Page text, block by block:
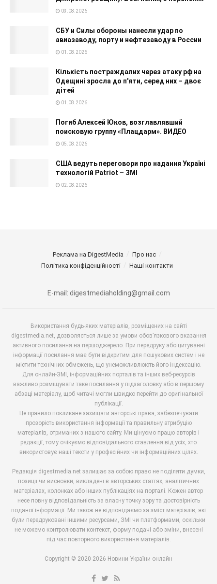
03.08.2026
СБУ и Силы обороны нанесли удар по
авиазаводу, порту и нефтезаводу в России
01.08.2026
Кількість постраждалих через атаку рф на
Одещині зросла до п'яти, серед них – двоє
дітей
01.08.2026
Погиб Алексей Юков, возглавлявший
поисковую группу «Плацдарм». ВИДЕО
05.08.2026
США ведуть переговори про надання Україні
технологій Patriot – ЗМІ
02.08.2026
Реклама на DigestMedia
Про нас
Політика конфіденційності
Наші контакти
E-mail: digestmediaholding@gmail.com
Використання будь-яких матеріалів, розміщених на сайті
digestmedia.net, дозволяється лише за умови обов’язкового вказання
активного посилання на першоджерело. При передруку або цитуванні
інформації посилання має бути відкритим для пошукових систем і не
містити технічних обмежень, що унеможливлюють його індексацію.
Для онлайн-ЗМІ, інформаційних порталів та інших веб-ресурсів
важливо розміщувати таке посилання у підзаголовку або в першому
абзаці матеріалу, щоб читачі могли швидко перейти до оригінальної
публікації.
Це правило покликане захищати авторські права, забезпечувати
прозорість використання інформації та правильну атрибуцію
матеріалів, отриманих з нашого сайту. Ми цінуємо працю авторів і
редакції, тому очікуємо відповідального ставлення від усіх, хто
використовує наші тексти у професійних чи інформаційних цілях.
Редакція digestmedia.net залишає за собою право не поділяти думки,
позиції чи висновки, викладені в авторських статтях, аналітичних
матеріалах, колонках або інших публікаціях на порталі. Кожен автор
несе повну відповідальність за власну точку зору та достовірність
поданої інформації. Ми також не відповідаємо за зміст матеріалів, які
були передруковані іншими ресурсами, ЗМІ чи платформами, оскільки
не можемо контролювати контекст, форму подачі або зміни, внесені
під час повторного використання матеріалів.
Copyright © 2020-2026 Новини України онлайн